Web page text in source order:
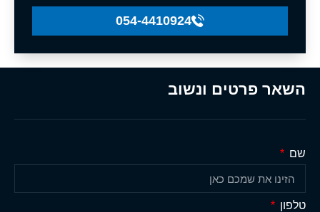
054-4410924
השאר פרטים ונשוב
שם
טלפון